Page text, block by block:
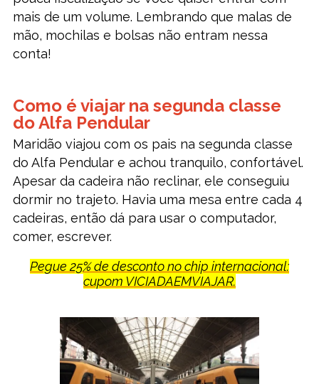
mais de um volume. Lembrando que malas de
mão, mochilas e bolsas não entram nessa
conta!
Como é viajar na segunda classe
do Alfa Pendular
Maridão viajou com os pais na segunda classe
do Alfa Pendular e achou tranquilo, confortável.
Apesar da cadeira não reclinar, ele conseguiu
dormir no trajeto. Havia uma mesa entre cada 4
cadeiras, então dá para usar o computador,
comer, escrever.
Pegue 25% de desconto no chip internacional:
cupom VICIADAEMVIAJAR.